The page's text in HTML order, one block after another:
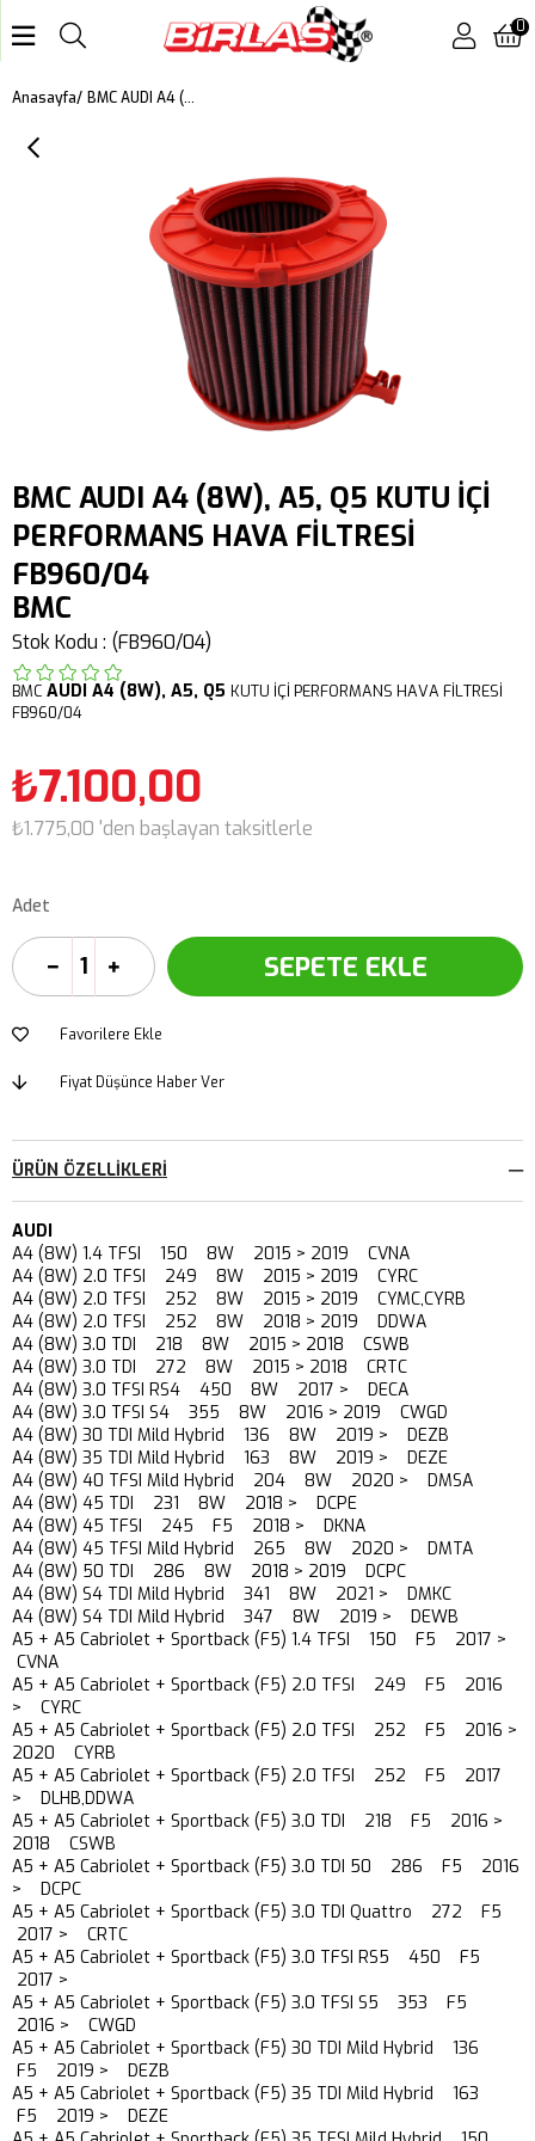
0
Anasayfa BMC AUDI A4 (8W), A5, Q5 KUTU İÇİ PERFORMANS HAVA FİLTRESİ FB960/04
BMC AUDI A4 (8W), A5, Q5 KUTU İÇİ
PERFORMANS HAVA FİLTRESİ
FB960/04
BMC
Stok Kodu (FB960/04)
BMC AUDI A4 (8W), A5, Q5 KUTU İÇİ PERFORMANS HAVA FİLTRESİ
FB960/04
₺7.100,00
₺1.775,00 'den başlayan taksitlerle
Adet
Favorilere Ekle
Fiyat Düşünce Haber Ver
ÜRÜN ÖZELLIKLERI
AUDI
A4 (8W) 1.4 TFSI 150 8W 2015 > 2019 CVNA
A4 (8W) 2.0 TFSI 249 8W 2015 > 2019 CYRC
A4 (8W) 2.0 TFSI 252 8W 2015 > 2019 CYMC,CYRB
A4 (8W) 2.0 TFSI 252 8W 2018 > 2019 DDWA
A4 (8W) 3.0 TDI 218 8W 2015 > 2018 CSWB
A4 (8W) 3.0 TDI 272 8W 2015 > 2018 CRTC
A4 (8W) 3.0 TFSI RS4 450 8W 2017 > DECA
A4 (8W) 3.0 TFSI S4 355 8W 2016 > 2019 CWGD
A4 (8W) 30 TDI Mild Hybrid 136 8W 2019 > DEZB
A4 (8W) 35 TDI Mild Hybrid 163 8W 2019 > DEZE
A4 (8W) 40 TFSI Mild Hybrid 204 8W 2020 > DMSA
A4 (8W) 45 TDI 231 8W 2018 > DCPE
A4 (8W) 45 TFSI 245 F5 2018 > DKNA
A4 (8W) 45 TFSI Mild Hybrid 265 8W 2020 > DMTA
A4 (8W) 50 TDI 286 8W 2018 > 2019 DCPC
A4 (8W) S4 TDI Mild Hybrid 341 8W 2021 > DMKC
A4 (8W) S4 TDI Mild Hybrid 347 8W 2019 > DEWB
A5 + A5 Cabriolet + Sportback (F5) 1.4 TFSI 150 F5 2017 >
CVNA
A5 + A5 Cabriolet + Sportback (F5) 2.0 TFSI 249 F5 2016
> CYRC
A5 + A5 Cabriolet + Sportback (F5) 2.0 TFSI 252 F5 2016 >
2020 CYRB
A5 + A5 Cabriolet + Sportback (F5) 2.0 TFSI 252 F5 2017
> DLHB,DDWA
A5 + A5 Cabriolet + Sportback (F5) 3.0 TDI 218 F5 2016 >
2018 CSWB
A5 + A5 Cabriolet + Sportback (F5) 3.0 TDI 50 286 F5 2016
> DCPC
A5 + A5 Cabriolet + Sportback (F5) 3.0 TDI Quattro 272 F5
2017 > CRTC
A5 + A5 Cabriolet + Sportback (F5) 3.0 TFSI RS5 450 F5
2017 >
A5 + A5 Cabriolet + Sportback (F5) 3.0 TFSI S5 353 F5
2016 > CWGD
A5 + A5 Cabriolet + Sportback (F5) 30 TDI Mild Hybrid 136
F5 2019 > DEZB
A5 + A5 Cabriolet + Sportback (F5) 35 TDI Mild Hybrid 163
F5 2019 > DEZE